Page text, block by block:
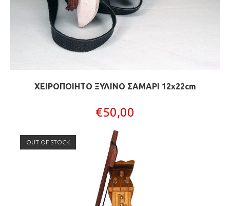
ΧΕΙΡΟΠΟΙΗΤΟ ΞΥΛΙΝΟ ΣΑΜΑΡΙ 12x22cm
€50,00
OUT OF STOCK